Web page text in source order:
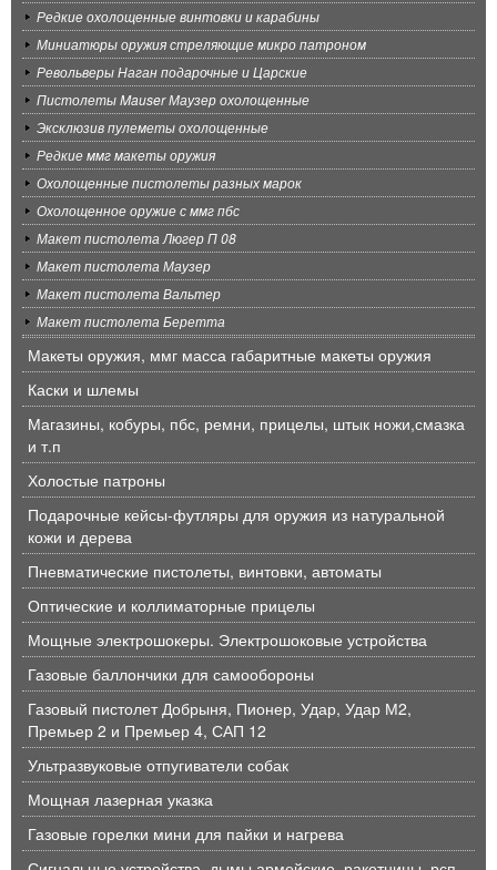
Редкие охолощенные винтовки и карабины
Миниатюры оружия стреляющие микро патроном
Револьверы Наган подарочные и Царские
Пистолеты Mauser Маузер охолощенные
Эксклюзив пулеметы охолощенные
Редкие ммг макеты оружия
Охолощенные пистолеты разных марок
Охолощенное оружие с ммг пбс
Макет пистолета Люгер П 08
Макет пистолета Маузер
Макет пистолета Вальтер
Макет пистолета Беретта
Макеты оружия, ммг масса габаритные макеты оружия
Каски и шлемы
Магазины, кобуры, пбс, ремни, прицелы, штык ножи,смазка
и т.п
Холостые патроны
Подарочные кейсы-футляры для оружия из натуральной
кожи и дерева
Пневматические пистолеты, винтовки, автоматы
Оптические и коллиматорные прицелы
Мощные электрошокеры. Электрошоковые устройства
Газовые баллончики для самообороны
Газовый пистолет Добрыня, Пионер, Удар, Удар М2,
Премьер 2 и Премьер 4, САП 12
Ультразвуковые отпугиватели собак
Мощная лазерная указка
Газовые горелки мини для пайки и нагрева